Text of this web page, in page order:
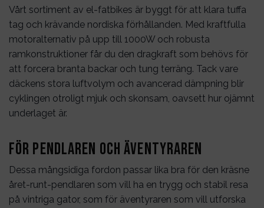
Vårt sortiment av el-fatbikes är byggt för att klara tuffa
tag och krävande nordiska förhållanden. Med kraftfulla
motoralternativ på upp till 1000W och robusta
ramkonstruktioner får du den dragkraft som behövs för
att forcera branta backar och tung terräng. Tack vare
däckens stora luftvolym och avancerad dämpning blir
cyklingen otroligt mjuk och skonsam, oavsett hur ojämnt
underlaget är.
För pendlaren och äventyraren
Dessa mångsidiga fordon passar lika bra för den kräsne
året-runt-pendlaren som vill ha en trygg och stabil resa
på vintriga gator, som för äventyraren som vill utforska